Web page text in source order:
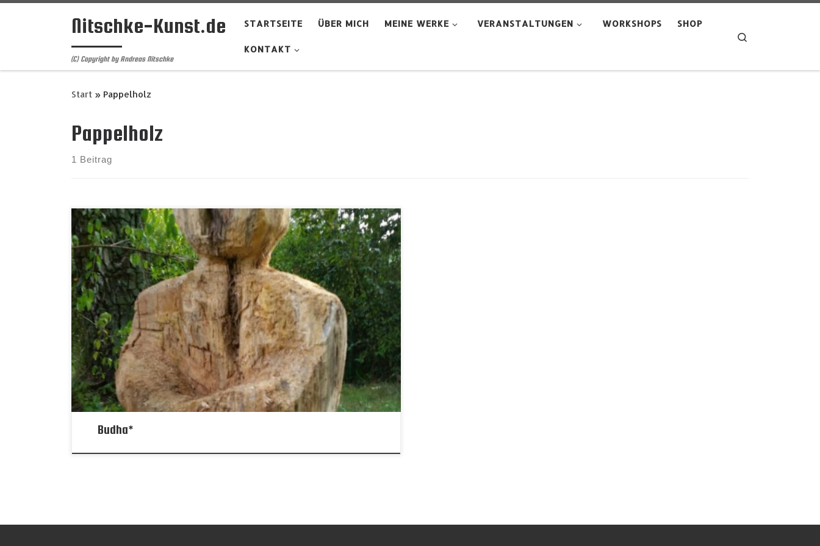
Zum Inhalt springenNitschke-Kunst.de
(C) Copyright by Andreas Nitschke
STARTSEITE ÜBER MICH MEINE WERKE VERANSTALTUNGEN WORKSHOPS SHOP
KONTAKT
Start » Pappelholz
Pappelholz
1 Beitrag
Budha*